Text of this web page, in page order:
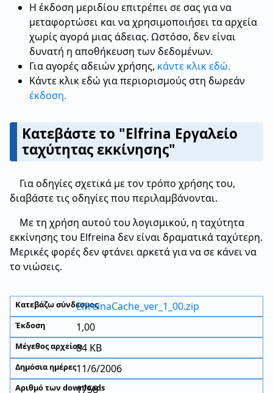
Η έκδοση μεριδίου επιτρέπει σε σας για να
μεταφορτώσει και να χρησιμοποιήσει τα αρχεία
χωρίς αγορά μιας άδειας. Ωστόσο, δεν είναι
δυνατή η αποθήκευση των δεδομένων.
Για αγορές αδειών χρήσης, κάντε κλικ εδώ.
Κάντε κλικ εδώ για περιορισμούς στη δωρεάν
έκδοση.
Κατεβάστε το "Elfrina Εργαλείο
ταχύτητας εκκίνησης"
Για οδηγίες σχετικά με τον τρόπο χρήσης του,
διαβάστε τις οδηγίες που περιλαμβάνονται.
Με τη χρήση αυτού του λογισμικού, η ταχύτητα
εκκίνησης του Elfreina δεν είναι δραματικά ταχύτερη.
Μερικές φορές δεν φτάνει αρκετά για να σε κάνει να
το νιώσεις.
ElfreinaCache_ver_1_00.zip
1,00
84 KB
11/6/2006
1758